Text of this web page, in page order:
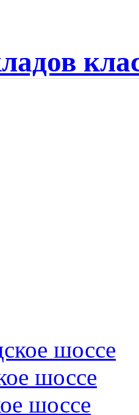
шоссе
шоссе
шоссе